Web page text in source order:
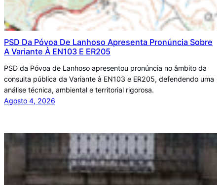
PSD Da Póvoa De Lanhoso Apresenta Pronúncia Sobre
A Variante À EN103 E ER205
PSD da Póvoa de Lanhoso apresentou pronúncia no âmbito da
consulta pública da Variante à EN103 e ER205, defendendo uma
análise técnica, ambiental e territorial rigorosa.
Agosto 4, 2026